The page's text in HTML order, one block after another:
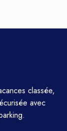
classée,
avec